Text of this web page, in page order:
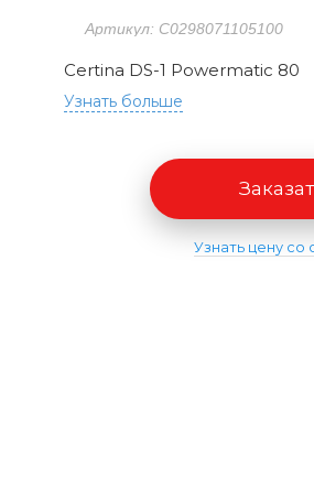
Артикул: C0298071105100
Certina DS-1 Powermatic 80
Узнать больше
Узнать цену со